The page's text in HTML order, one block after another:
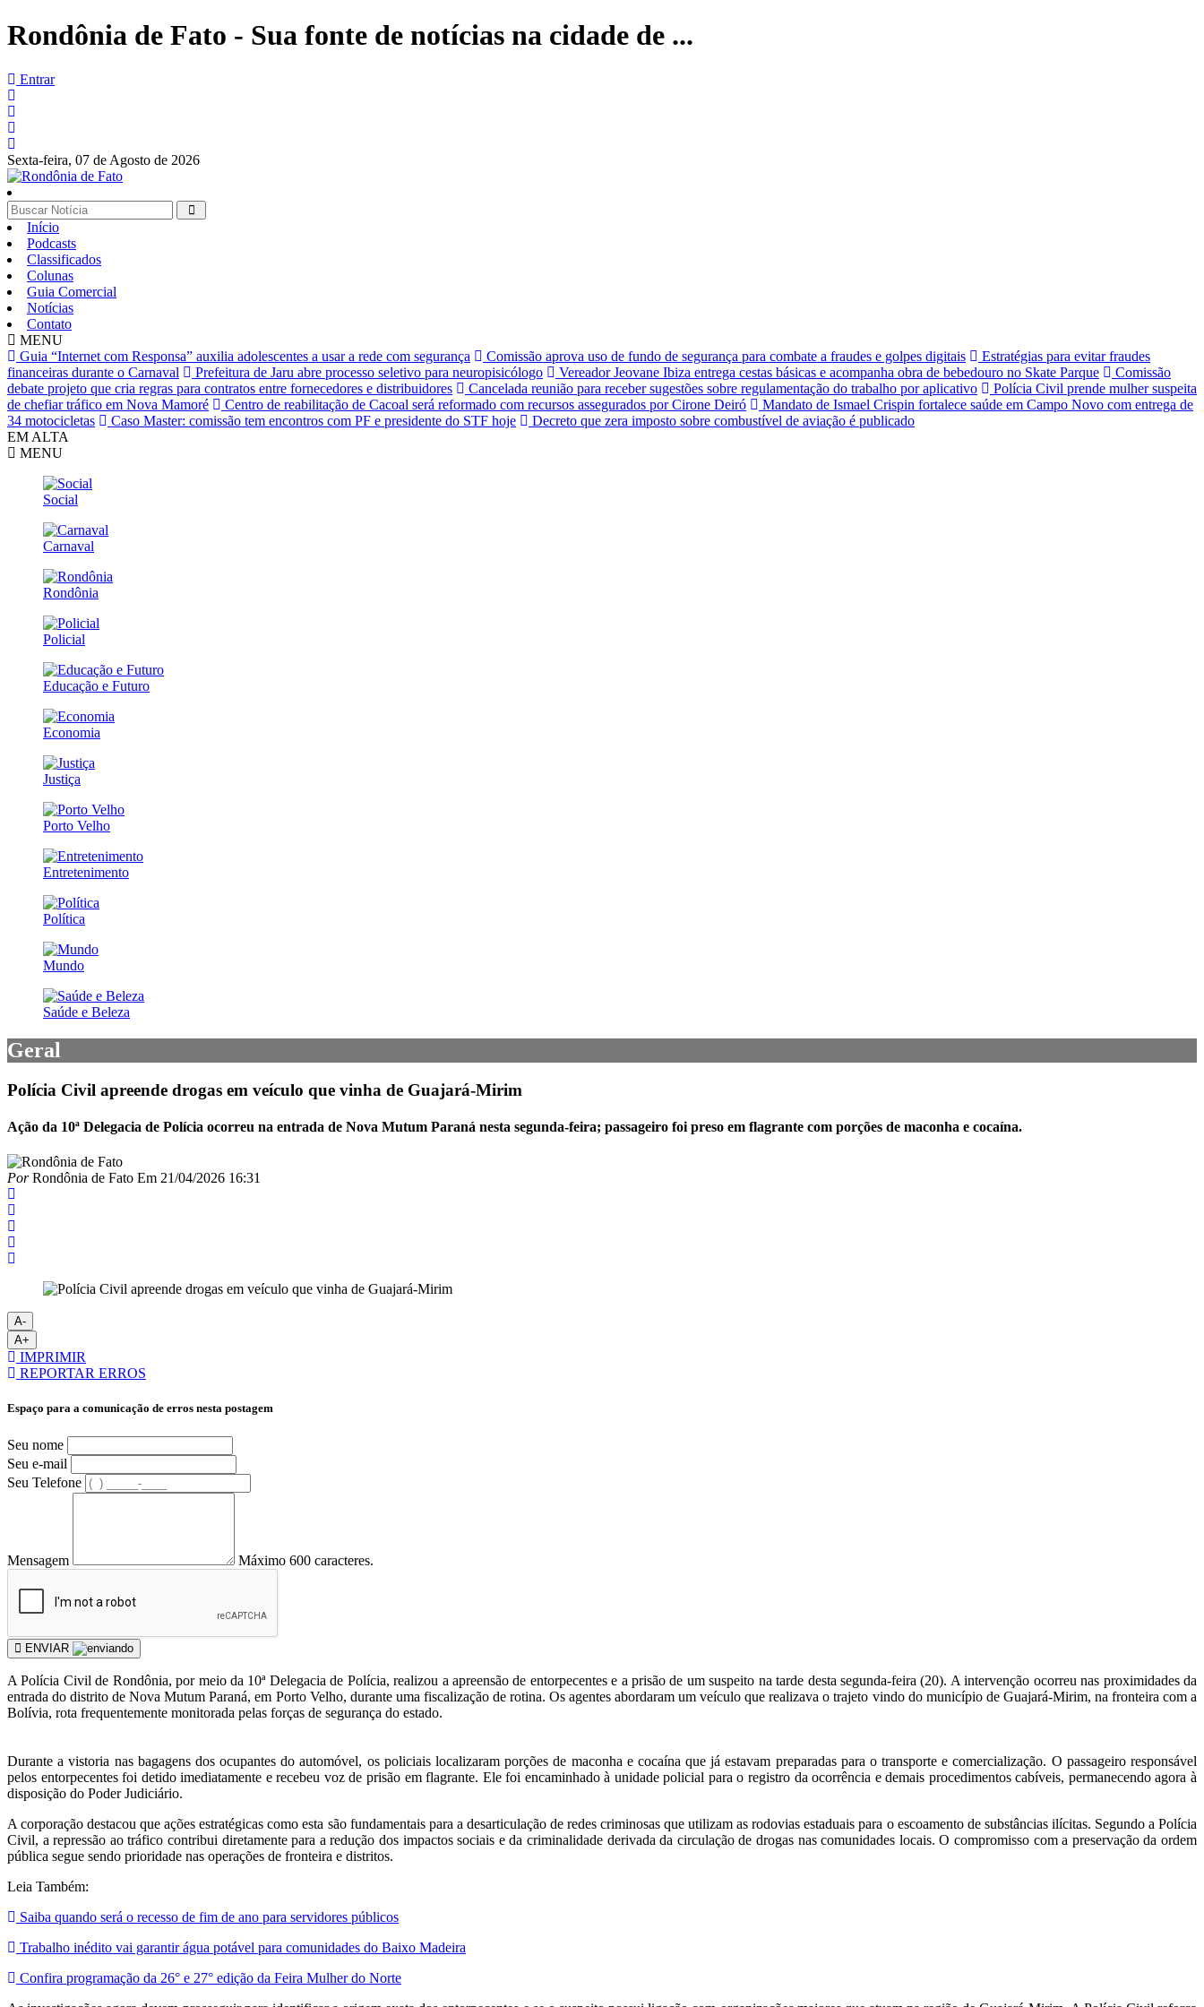
Rondônia de Fato - Sua fonte de notícias na cidade de ...
Entrar
Sexta-feira, 07 de Agosto de 2026
Início
Podcasts
Classificados
Colunas
Guia Comercial
Notícias
Contato
MENU
Guia “Internet com Responsa” auxilia adolescentes a usar a rede com segurança
Comissão aprova uso de fundo de segurança para combate a fraudes e golpes digitais
Estratégias para evitar fraudes
financeiras durante o Carnaval
Prefeitura de Jaru abre processo seletivo para neuropisicólogo Vereador Jeovane Ibiza entrega cestas básicas e acompanha obra de bebedouro no Skate Parque
Comissão
debate projeto que cria regras para contratos entre fornecedores e distribuidores
Cancelada reunião para receber sugestões sobre regulamentação do trabalho por aplicativo
Polícia Civil prende mulher suspeita
de chefiar tráfico em Nova Mamoré
Centro de reabilitação de Cacoal será reformado com recursos assegurados por Cirone Deiró
Mandato de Ismael Crispin fortalece saúde em Campo Novo com entrega de
34 motocicletas
Caso Master: comissão tem encontros com PF e presidente do STF hoje
Decreto que zera imposto sobre combustível de aviação é publicado
EM ALTA
MENU
Social
Carnaval
Rondônia
Policial
Educação e Futuro
Economia
Justiça
Porto Velho
Entretenimento
Política
Mundo
Saúde e Beleza
Geral
Polícia Civil apreende drogas em veículo que vinha de Guajará-Mirim
Ação da 10ª Delegacia de Polícia ocorreu na entrada de Nova Mutum Paraná nesta segunda-feira; passageiro foi preso em flagrante com porções de maconha e cocaína.
PorRondônia de Fato Em 21/04/2026 16:31
A-
A+
IMPRIMIR
REPORTAR ERROS
Espaço para a comunicação de erros nesta postagem
Seu nome
Seu e-mail
Seu Telefone
Mensagem Máximo 600 caracteres.
ENVIAR
A Polícia Civil de Rondônia, por meio da 10ª Delegacia de Polícia, realizou a apreensão de entorpecentes e a prisão de um suspeito na tarde desta segunda-feira (20). A intervenção ocorreu nas proximidades da
entrada do distrito de Nova Mutum Paraná, em Porto Velho, durante uma fiscalização de rotina. Os agentes abordaram um veículo que realizava o trajeto vindo do município de Guajará-Mirim, na fronteira com a
Bolívia, rota frequentemente monitorada pelas forças de segurança do estado.
Durante a vistoria nas bagagens dos ocupantes do automóvel, os policiais localizaram porções de maconha e cocaína que já estavam preparadas para o transporte e comercialização. O passageiro responsável
pelos entorpecentes foi detido imediatamente e recebeu voz de prisão em flagrante. Ele foi encaminhado à unidade policial para o registro da ocorrência e demais procedimentos cabíveis, permanecendo agora à
disposição do Poder Judiciário.
A corporação destacou que ações estratégicas como esta são fundamentais para a desarticulação de redes criminosas que utilizam as rodovias estaduais para o escoamento de substâncias ilícitas. Segundo a Polícia
Civil, a repressão ao tráfico contribui diretamente para a redução dos impactos sociais e da criminalidade derivada da circulação de drogas nas comunidades locais. O compromisso com a preservação da ordem
pública segue sendo prioridade nas operações de fronteira e distritos.
Leia Também:
Saiba quando será o recesso de fim de ano para servidores públicos
Trabalho inédito vai garantir água potável para comunidades do Baixo Madeira
Confira programação da 26° e 27° edição da Feira Mulher do Norte